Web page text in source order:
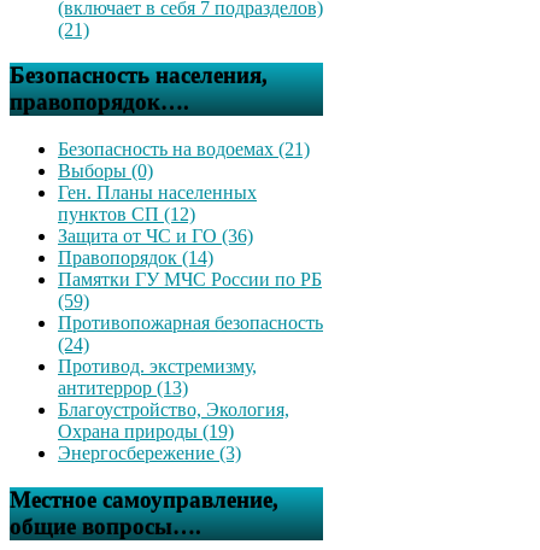
(включает в себя 7 подразделов)
(21)
Безопасность населения,
правопорядок….
Безопасность на водоемах (21)
Выборы (0)
Ген. Планы населенных
пунктов СП (12)
Защита от ЧС и ГО (36)
Правопорядок (14)
Памятки ГУ МЧС России по РБ
(59)
Противопожарная безопасность
(24)
Противод. экстремизму,
антитеррор (13)
Благоустройство, Экология,
Охрана природы (19)
Энергосбережение (3)
Местное самоуправление,
общие вопросы….